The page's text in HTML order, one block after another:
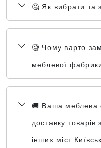
🤔 Як вибрати
🧐 Чому варто
меблевої
🚚 Ваша меблева
доставку
інших міст